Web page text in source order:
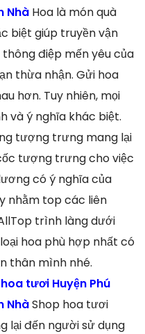
Nhà Hoa là món quà
biệt giúp truyền vận
điệp mến yêu của
thừa nhận. Gửi hoa
hơn. Tuy nhiên, mọi
và ý nghĩa khác biệt.
tượng trưng mang lại
tượng trưng cho việc
có ý nghĩa của
nhằm top các liên
trình làng dưới
hoa phù hợp nhất có
thân mình nhé.
tươi Huyện Phú
NhàShop hoa tươi
lại đến người sử dụng